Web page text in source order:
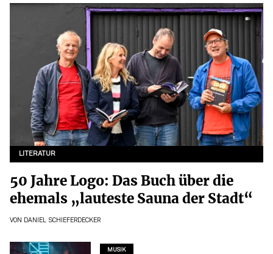
LITERATUR
50 Jahre Logo: Das Buch über die
ehemals „lauteste Sauna der Stadt“
VON DANIEL SCHIEFERDECKER
MUSIK